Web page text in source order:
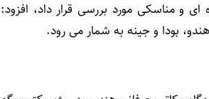
و مناسکی مورد بررسی قرار داد، افزود:
بودا و جینه به شمار می رود.